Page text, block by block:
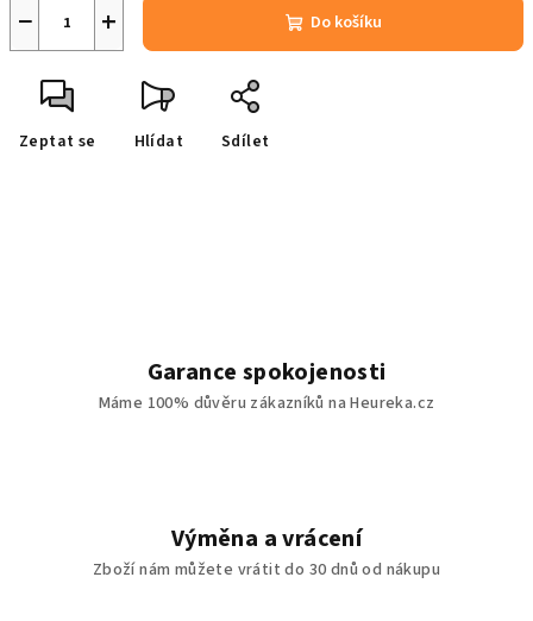
+
− Do košíku
Zeptat se Hlídat Sdílet
Garance spokojenosti
Máme 100% důvěru zákazníků na Heureka.cz
Výměna a vrácení
Zboží nám můžete vrátit do 30 dnů od nákupu